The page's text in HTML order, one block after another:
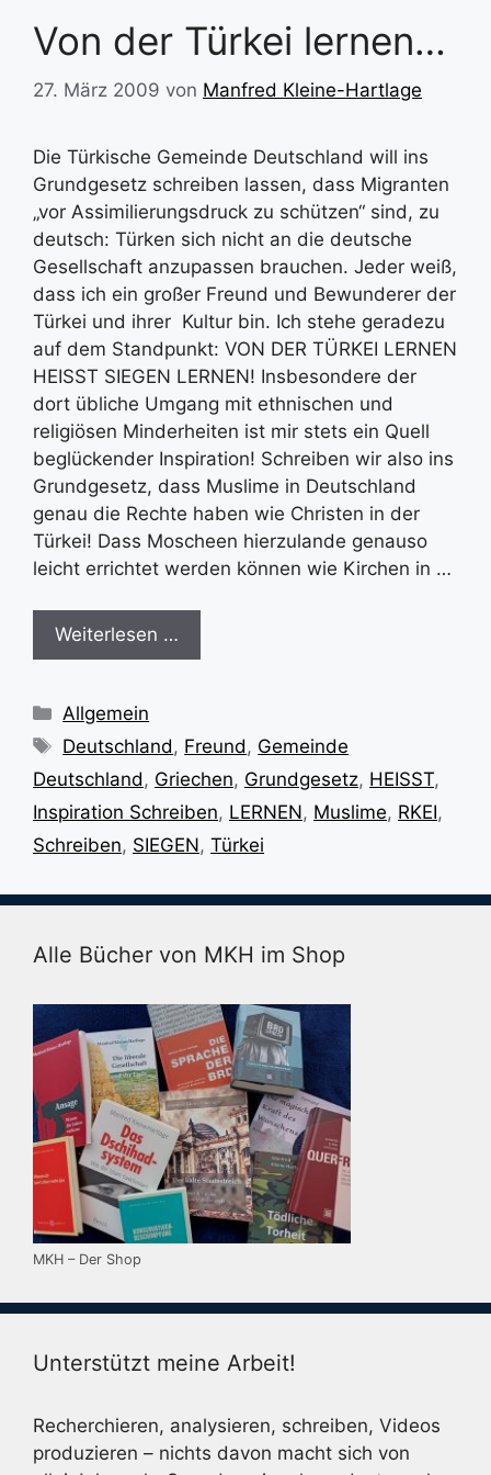
Von der Türkei lernen…
27. März 2009 von Manfred Kleine-Hartlage
Die Türkische Gemeinde Deutschland will ins
Grundgesetz schreiben lassen, dass Migranten
„vor Assimilierungsdruck zu schützen“ sind, zu
deutsch: Türken sich nicht an die deutsche
Gesellschaft anzupassen brauchen. Jeder weiß,
dass ich ein großer Freund und Bewunderer der
Türkei und ihrer Kultur bin. Ich stehe geradezu
auf dem Standpunkt: VON DER TÜRKEI LERNEN
HEISST SIEGEN LERNEN! Insbesondere der
dort übliche Umgang mit ethnischen und
religiösen Minderheiten ist mir stets ein Quell
beglückender Inspiration! Schreiben wir also ins
Grundgesetz, dass Muslime in Deutschland
genau die Rechte haben wie Christen in der
Türkei! Dass Moscheen hierzulande genauso
leicht errichtet werden können wie Kirchen in …
Weiterlesen …
Kategorien
Allgemein
Schlagwörter
Deutschland, Freund, Gemeinde
Deutschland, Griechen, Grundgesetz, HEISST,
Inspiration Schreiben, LERNEN, Muslime, RKEI,
Schreiben, SIEGEN, Türkei
Alle Bücher von MKH im Shop
MKH – Der Shop
Unterstützt meine Arbeit!
Recherchieren, analysieren, schreiben, Videos
produzieren – nichts davon macht sich von